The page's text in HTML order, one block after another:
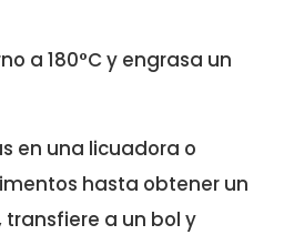
a 180°C y engrasa un
en una licuadora o
hasta obtener un
transfiere a un bol y